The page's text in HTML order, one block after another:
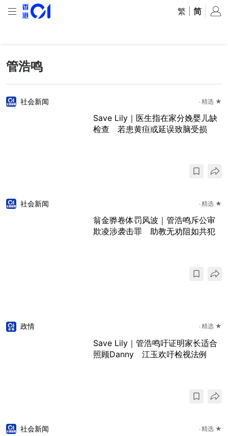
繁 简
管浩鸣
社会新闻 精选 ★
Save Lily｜医生指在家分娩婴儿缺
检查 若患黄疸或延误致脑受损
社会新闻 精选 ★
翁金骅卷体罚风波｜管浩鸣斥公审
欺凌涉袭击罪 助教无劝阻如共犯
政情 精选 ★
Save Lily｜管浩鸣吁证明家长适合
照顾Danny 江玉欢吁检视法例
社会新闻 精选 ★